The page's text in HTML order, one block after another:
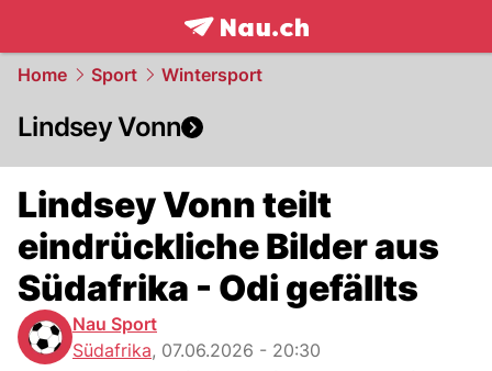
frontpage.NAU.ch
Home Sport Wintersport
Lindsey Vonn
Lindsey Vonn teilt
eindrückliche Bilder aus
Südafrika - Odi gefällts
Nau Sport
Südafrika, 07.06.2026 - 20:30